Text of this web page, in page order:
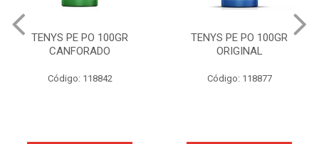
TENYS PE PO 100GR
CANFORADO
Código: 118842
TENYS PE PO 100GR
ORIGINAL
Código: 118877